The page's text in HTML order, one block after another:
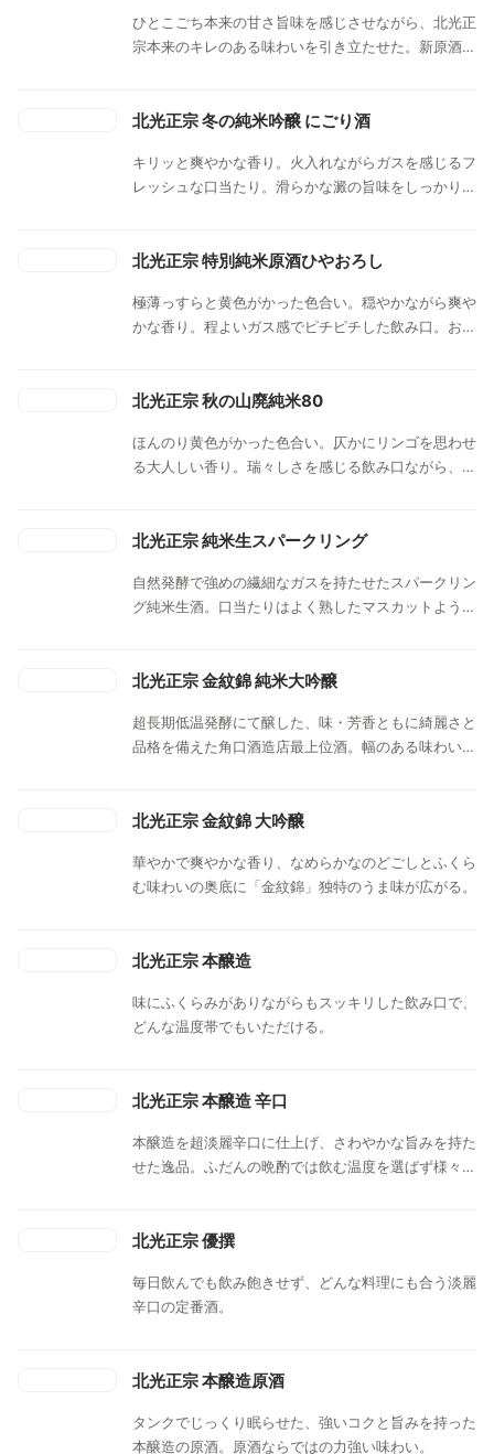
ひとこごち本来の甘さ旨味を感じさせながら、北光正
宗本来のキレのある味わいを引き立たせた。新原酒な
な甘みと相まった絶妙なキレ。フレッシュ感、芳醇な
よいバランス。飲み飽きせず杯の止まることない味わ
い。食中酒として様々な料理に寄り添う。
北光正宗 冬の純米吟醸 にごり酒
キリッと爽やかな香り。火入れながらガスを感じるフ
レッシュな口当たり。滑らかな澱の旨味をしっかり感
に切れていく。にごり酒ながら芳醇辛口のキリッと爽
もバッチリ。
北光正宗 特別純米原酒ひやおろし
極薄っすらと黄色がかった色合い。穏やかながら爽や
かな香り。程よいガス感でピチピチした飲み口。お米
な苦味にガスも相まってドライに展開して最後はしっ
さとひと夏越してよくこなれた丸みのある豊かな味わ
いが融合した素晴らしい出来映えの｢ひやおろし｣。
北光正宗 秋の山廃純米80
ほんのり黄色がかった色合い。仄かにリンゴを思わせ
る大人しい香り。瑞々しさを感じる飲み口ながら、円
事に融合した奥深い味わい。最後は仄かな苦・渋味と
廃造りによる複雑味のある濃醇な味わいながら最後は
ピシッと切れていく。冷やで、お燗が最高。秋の食
北光正宗 純米生スパークリング
自然発酵で強めの繊細なガスを持たせたスパークリン
グ純米生酒。口当たりはよく熟したマスカットような
レ。日本酒度：-8でも甘さの重たさは全くなく、軽
北光正宗 金紋錦 純米大吟醸
超長期低温発酵にて醸した、味・芳香ともに綺麗さと
品格を備えた角口酒造店最上位酒。幅のある味わいと
北光正宗 金紋錦 大吟醸
華やかで爽やかな香り、なめらかなのどごしとふくら
む味わいの奥底に「金紋錦」独特のうま味が広がる。
北光正宗 本醸造
味にふくらみがありながらもスッキリした飲み口で、
どんな温度帯でもいただける。
北光正宗 本醸造 辛口
本醸造を超淡麗辛口に仕上げ、さわやかな旨みを持た
せた逸品。ふだんの晩酌では飲む温度を選ばず様々な
北光正宗 優撰
毎日飲んでも飲み飽きせず、どんな料理にも合う淡麗
辛口の定番酒。
北光正宗 本醸造原酒
タンクでじっくり眠らせた、強いコクと旨みを持った
本醸造の原酒。原酒ならではの力強い味わい。